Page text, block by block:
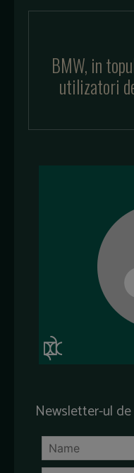
BMW, in
utilizatori
Newsletter-ul